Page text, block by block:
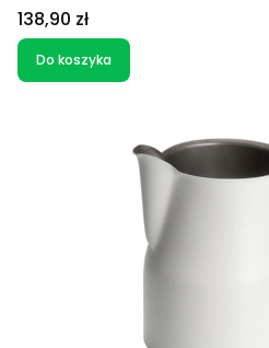
Cena
138,90 zł
Do koszyka